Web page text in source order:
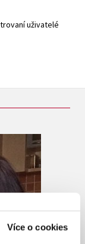
Více o cookies
uživatelé